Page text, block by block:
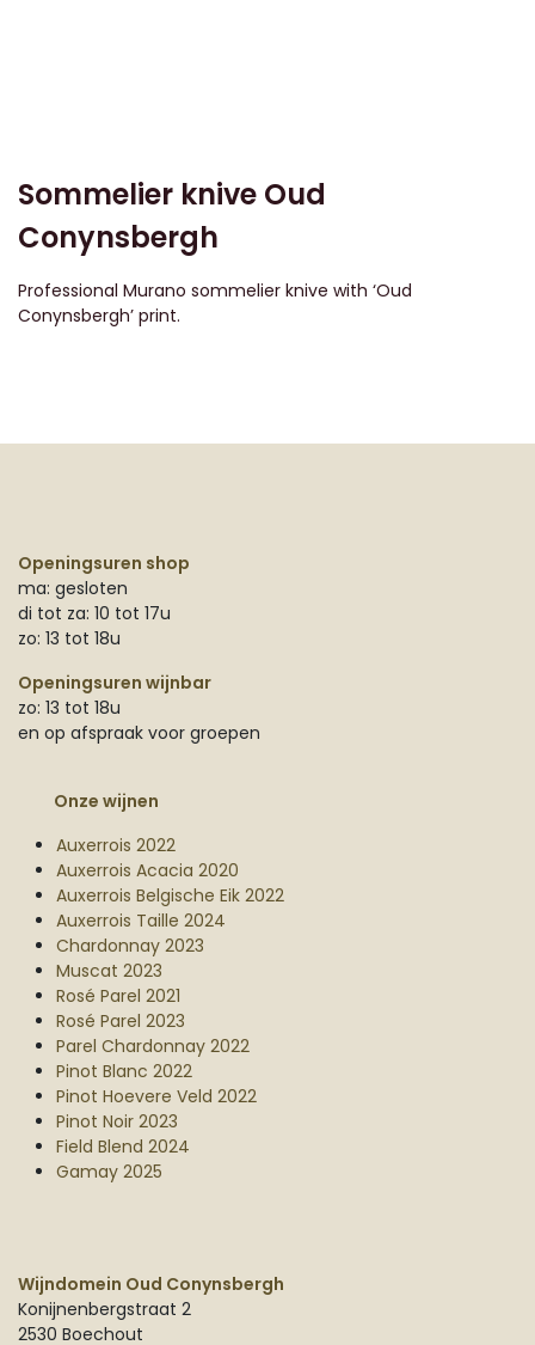
Sommelier knive Oud
Conynsbergh
Professional Murano sommelier knive with ‘Oud
Conynsbergh’ print.
Openingsuren shop
ma: gesloten
di tot za: 10 tot 17u
zo: 13 tot 18u
Openingsuren wijnbar
zo: 13 tot 18u
en op afspraak voor groepen
Onze wijnen
Auxerrois 2022
Auxerrois Acacia 2020
Auxerrois Belgische Eik 2022
Auxerrois Taille 2024
Chardonnay 2023
Muscat 2023
Rosé Parel 2021
Rosé Parel 2023
Parel Chardonnay 2022
Pinot Blanc 2022
Pinot Hoevere Veld 2022
Pinot Noir 2023
Field Blend 2024
Gamay 2025
Wijndomein Oud Conynsbergh
Konijnenbergstraat 2
2530 Boechout